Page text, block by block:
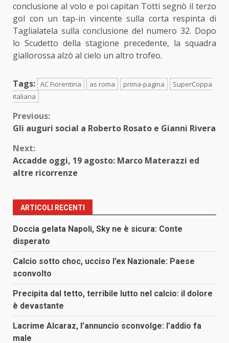
conclusione al volo e poi capitan Totti segnò il terzo
gol con un tap-in vincente sulla corta respinta di
Taglialatela sulla conclusione del numero 32. Dopo
lo Scudetto della stagione precedente, la squadra
giallorossa alzò al cielo un altro trofeo.
Tags: AC Fiorentina as roma prima-pagina
SuperCoppa
italiana
Continue
Reading
Previous:
Gli auguri social a Roberto Rosato e Gianni Rivera
Next:
Accadde oggi, 19 agosto: Marco Materazzi ed
altre ricorrenze
ARTICOLI RECENTI
Doccia gelata Napoli, Sky ne è sicura: Conte
disperato
Calcio sotto choc, ucciso l’ex Nazionale: Paese
sconvolto
Precipita dal tetto, terribile lutto nel calcio: il dolore
è devastante
Lacrime Alcaraz, l’annuncio sconvolge: l’addio fa
male